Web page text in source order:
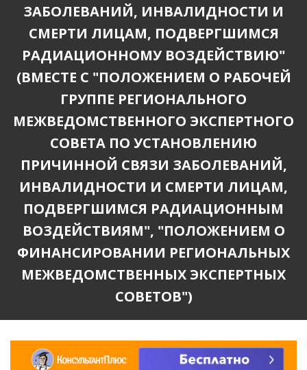
ЗАБОЛЕВАНИЙ, ИНВАЛИДНОСТИ И
СМЕРТИ ЛИЦАМ, ПОДВЕРГШИМСЯ
РАДИАЦИОННОМУ ВОЗДЕЙСТВИЮ"
(ВМЕСТЕ С "ПОЛОЖЕНИЕМ О РАБОЧЕЙ
ГРУППЕ РЕГИОНАЛЬНОГО
МЕЖВЕДОМСТВЕННОГО ЭКСПЕРТНОГО
СОВЕТА ПО УСТАНОВЛЕНИЮ
ПРИЧИННОЙ СВЯЗИ ЗАБОЛЕВАНИЙ,
ИНВАЛИДНОСТИ И СМЕРТИ ЛИЦАМ,
ПОДВЕРГШИМСЯ РАДИАЦИОННЫМ
ВОЗДЕЙСТВИЯМ", "ПОЛОЖЕНИЕМ О
ФИНАНСИРОВАНИИ РЕГИОНАЛЬНЫХ
МЕЖВЕДОМСТВЕННЫХ ЭКСПЕРТНЫХ
СОВЕТОВ")